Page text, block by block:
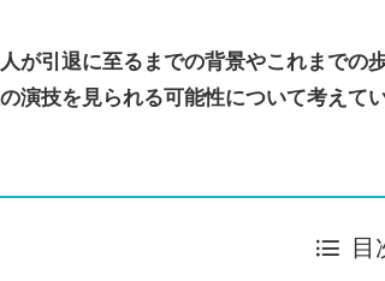
が引退に至るまでの背景やこれまでの
演技を見られる可能性について考えて
目